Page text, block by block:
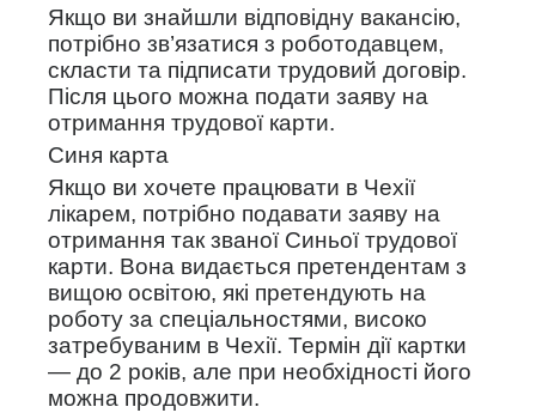
Якщо ви знайшли відповідну вакансію,
потрібно зв’язатися з роботодавцем,
скласти та підписати трудовий договір.
Після цього можна подати заяву на
отримання трудової карти.
Синя карта
Якщо ви хочете працювати в Чехії
лікарем, потрібно подавати заяву на
отримання так званої Синьої трудової
карти. Вона видається претендентам з
вищою освітою, які претендують на
роботу за спеціальностями, високо
затребуваним в Чехії. Термін дії картки
— до 2 років, але при необхідності його
можна продовжити.